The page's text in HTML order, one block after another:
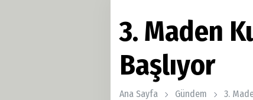
3. Maden
Başlıyor
Ana Sayfa Gündem 3.